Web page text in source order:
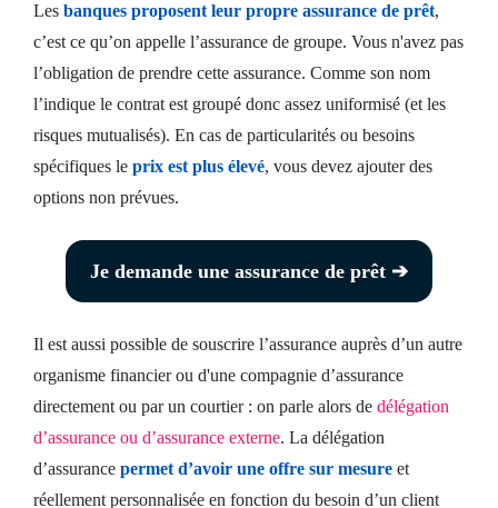
Les banques proposent leur propre assurance de prêt,
c’est ce qu’on appelle l’assurance de groupe. Vous n'avez pas
l’obligation de prendre cette assurance. Comme son nom
l’indique le contrat est groupé donc assez uniformisé (et les
risques mutualisés). En cas de particularités ou besoins
spécifiques le prix est plus élevé, vous devez ajouter des
options non prévues.
Je demande une assurance de prêt ➔
Il est aussi possible de souscrire l’assurance auprès d’un autre
organisme financier ou d'une compagnie d’assurance
directement ou par un courtier : on parle alors de délégation
d’assurance ou d’assurance externe. La délégation
d’assurance permet d’avoir une offre sur mesure et
réellement personnalisée en fonction du besoin d’un client